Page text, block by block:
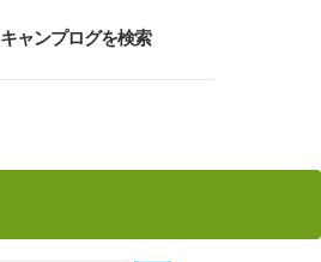
キャンプログを検索